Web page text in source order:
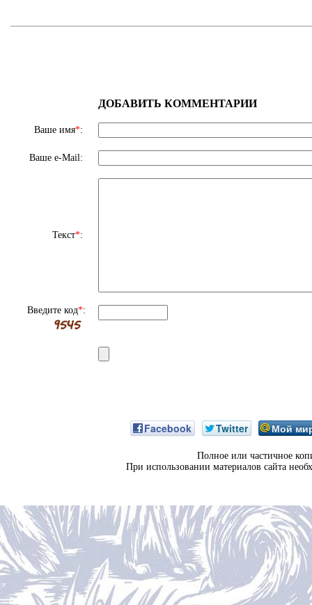
ДОБАВИТЬ КОММЕНТАРИИ
Ваше имя*:
Ваше e-Mail:
Текст*:
Введите код*:
Facebook Twitter Мой
Полное или частичное
При использовании материалов сайта